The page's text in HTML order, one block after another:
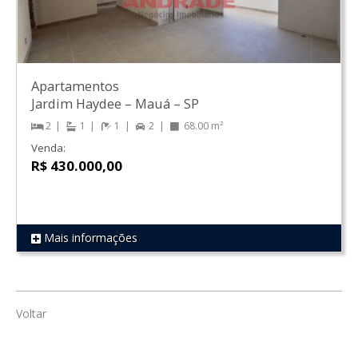
REF 104
Apartamentos
Jardim Haydee – Mauá – SP
2 1 1 2 68.00 m²
Venda:
R$ 430.000,00
Mais informações
Voltar